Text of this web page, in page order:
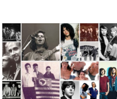
A História do Disco